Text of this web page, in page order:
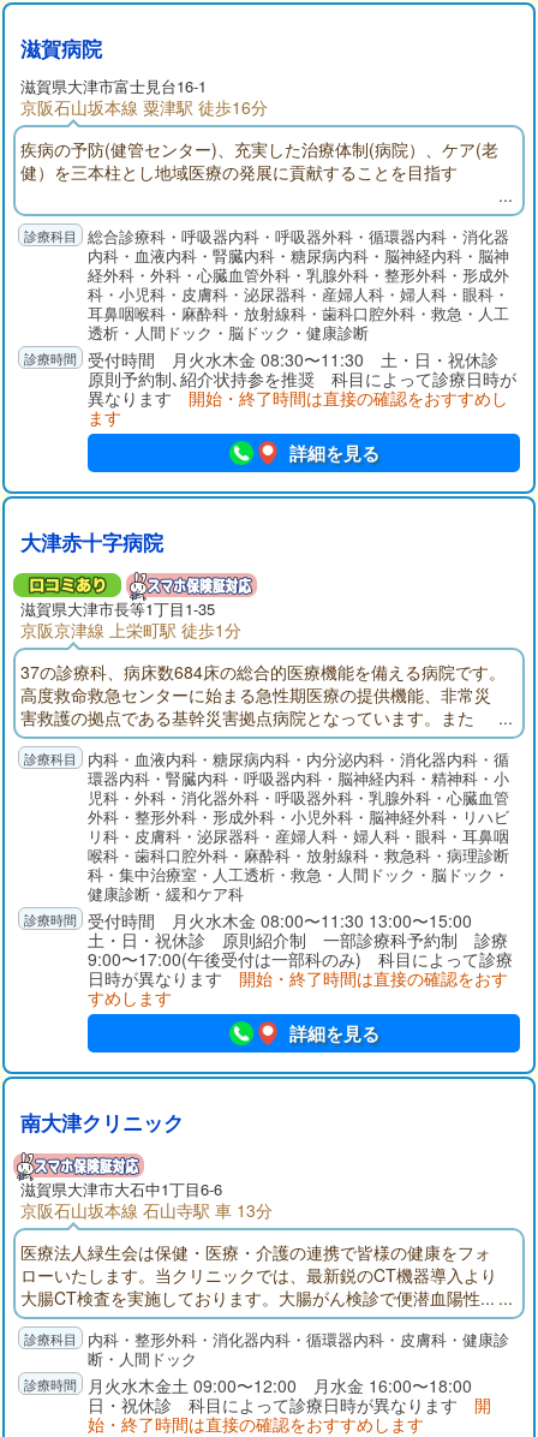
滋賀病院
滋賀県大津市富士見台16-1
京阪石山坂本線 粟津駅 徒歩16分
疾病の予防(健管センター)、充実した治療体制(病院）、ケア(老
健）を三本柱とし地域医療の発展に貢献することを目指す
総合診療科・呼吸器内科・呼吸器外科・循環器内科・消化器
内科・血液内科・腎臓内科・糖尿病内科・脳神経内科・脳神
経外科・外科・心臓血管外科・乳腺外科・整形外科・形成外
科・小児科・皮膚科・泌尿器科・産婦人科・婦人科・眼科・
耳鼻咽喉科・麻酔科・放射線科・歯科口腔外科・救急・人工
透析・人間ドック・脳ドック・健康診断
受付時間 月火水木金 08:30〜11:30 土・日・祝休診
原則予約制､紹介状持参を推奨 科目によって診療日時が
異なります 開始・終了時間は直接の確認をおすすめし
ます
詳細を見る
大津赤十字病院
滋賀県大津市長等1丁目1-35
京阪京津線 上栄町駅 徒歩1分
37の診療科、病床数684床の総合的医療機能を備える病院です。
高度救命救急センターに始まる急性期医療の提供機能、非常災
害救護の拠点である基幹災害拠点病院となっています。また
「地域医療支援病院」「がん診療連携拠点病院」の承認・指定
を受けています。内科・血液内科・糖尿病内科・内分泌内科・消化器内科・循
環器内科・腎臓内科・呼吸器内科・脳神経内科・精神科・小
児科・外科・消化器外科・呼吸器外科・乳腺外科・心臓血管
外科・整形外科・形成外科・小児外科・脳神経外科・リハビ
リ科・皮膚科・泌尿器科・産婦人科・婦人科・眼科・耳鼻咽
喉科・歯科口腔外科・麻酔科・放射線科・救急科・病理診断
科・集中治療室・人工透析・救急・人間ドック・脳ドック・
健康診断・緩和ケア科
受付時間 月火水木金 08:00〜11:30 13:00〜15:00
土・日・祝休診 原則紹介制 一部診療科予約制 診療
9:00〜17:00(午後受付は一部科のみ) 科目によって診療
日時が異なります 開始・終了時間は直接の確認をおす
すめします
詳細を見る
南大津クリニック
滋賀県大津市大石中1丁目6-6
京阪石山坂本線 石山寺駅 車 13分
医療法人緑生会は保健・医療・介護の連携で皆様の健康をフォ
ローいたします。当クリニックでは、最新鋭のCT機器導入より
大腸CT検査を実施しております。大腸がん検診で便潜血陽性...
でも大腸内視鏡検査は前処置が大変だし痛みがあって怖い...大腸
CTは前処置も軽く痛みもほとんどなく、大腸検査食もご用意し
ておりますのでほぼ絶食もありません。
内科・整形外科・消化器内科・循環器内科・皮膚科・健康診
断・人間ドック
月火水木金土 09:00〜12:00 月水金 16:00〜18:00
日・祝休診 科目によって診療日時が異なります 開
始・終了時間は直接の確認をおすすめします